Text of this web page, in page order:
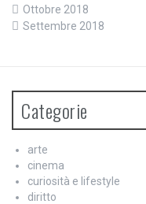
Ottobre 2018
Settembre 2018
Categorie
arte
cinema
curiosità e lifestyle
diritto